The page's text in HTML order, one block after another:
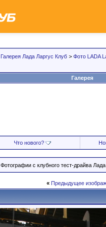
Галерея Лада Ларгус Клуб > Фото LADA
Галерея
Что нового?
Фотографии с клубного тест-драйва
« Предыдущее